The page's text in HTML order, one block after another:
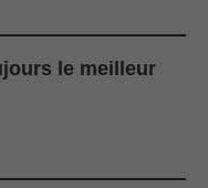
le meilleur